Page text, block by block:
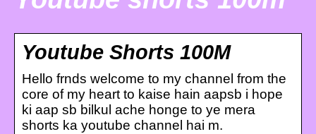
Youtube Shorts 100M
Hello frnds welcome to my channel from the
core of my heart to kaise hain aapsb i hope
ki aap sb bilkul ache honge to ye mera
shorts ka youtube channel hai m.